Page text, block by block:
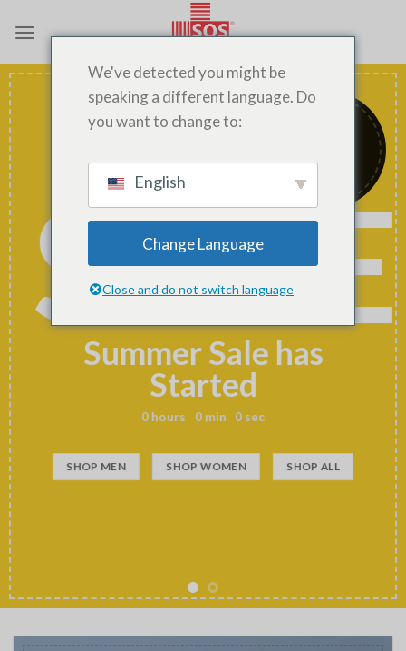
SALE
Summer Sale has
Started
0 hours 0 min 0 sec
SHOP MEN SHOP WOMEN SHOP ALL
We've detected you might be
speaking a different language. Do
you want to change to:
English
Change Language
Close and do not switch language